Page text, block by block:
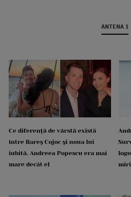
ANTENA 1
Ce diferență de vârstă există
între Rareș Cojoc și noua lui
iubită. Andreea Popescu era mai
mare decât el
miri